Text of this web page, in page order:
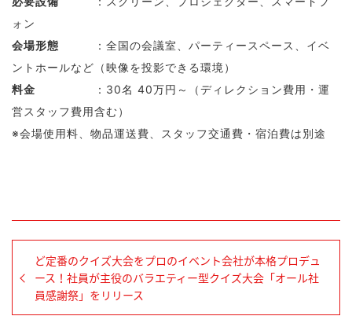
ォン
会場形態
：全国の会議室、パーティースペース、イベ
ントホールなど（映像を投影できる環境）
料金
：30名 40万円～（ディレクション費用・運
営スタッフ費用含む）
※会場使用料、物品運送費、スタッフ交通費・宿泊費は別途
ど定番のクイズ大会をプロのイベント会社が本格プロデュ
ース！社員が主役のバラエティー型クイズ大会「オール社
員感謝祭」をリリース